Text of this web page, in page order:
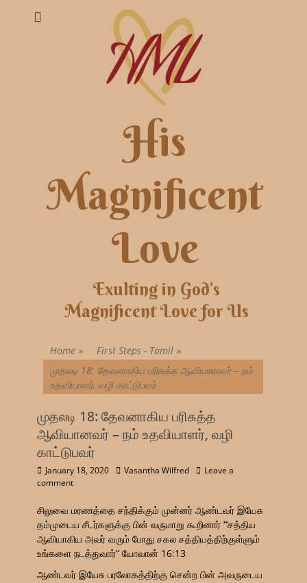
His
Magnificent
Love
Exulting in God's
Magnificent Love for Us
Home » First Steps - Tamil »
முதலடி 18: தேவனாகிய பரிசுத்த ஆவியானவர் – நம்
உதவியாளர், வழி காட்டுபவர்
முதலடி 18: தேவனாகிய பரிசுத்த
ஆவியானவர் – நம் உதவியாளர், வழி
காட்டுபவர்
January 18, 2020 Vasantha Wilfred
Leave a
comment
சிலுவை மரணத்தை சந்திக்கும் முன்னர் ஆண்டவர் இயேசு
தம்முடைய சீடர்களுக்கு பின் வருமாறு கூறினார் “சத்திய
ஆவியாகிய அவர் வரும் போது சகல சத்தியத்திற்குள்ளும்
உங்களை நடத்துவார்” யோவான் 16:13
ஆண்டவர் இயேசு பரலோகத்திற்கு சென்ற பின் அவருடைய